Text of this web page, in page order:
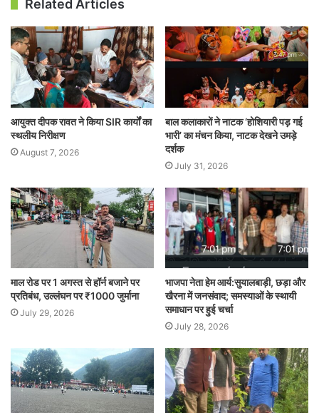
Related Articles
आयुक्त दीपक रावत ने किया SIR कार्यों का
स्थलीय निरीक्षण
August 7, 2026
बाल कलाकारों ने नाटक ‘होशियारी पड़ गई
भारी’ का मंचन किया, नाटक देखने उमड़े
दर्शक
July 31, 2026
माल रोड पर 1 अगस्त से हॉर्न बजाने पर
प्रतिबंध, उल्लंघन पर ₹1000 जुर्माना
July 29, 2026
भाजपा नेता हेम आर्य:सुयालबाड़ी, छड़ा और
खैरना में जनसंवाद; समस्याओं के स्थायी
समाधान पर हुई चर्चा
July 28, 2026